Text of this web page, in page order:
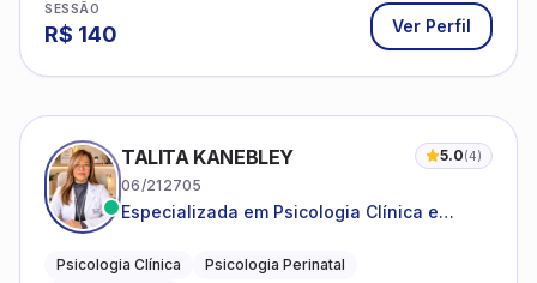
SESSÃO
R$ 140 Ver Perfil
TALITA KANEBLEY 5.0(4)
06/212705
Especializada em Psicologia Clínica e
famílias
Psicologia Clínica
Psicologia Perinatal